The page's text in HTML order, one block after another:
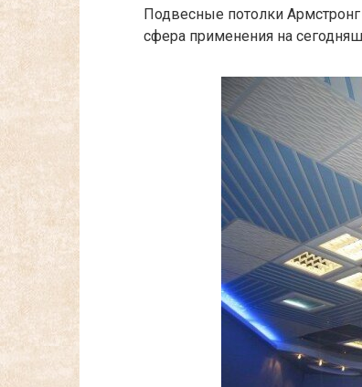
Подвесные потолки
сфера применения на